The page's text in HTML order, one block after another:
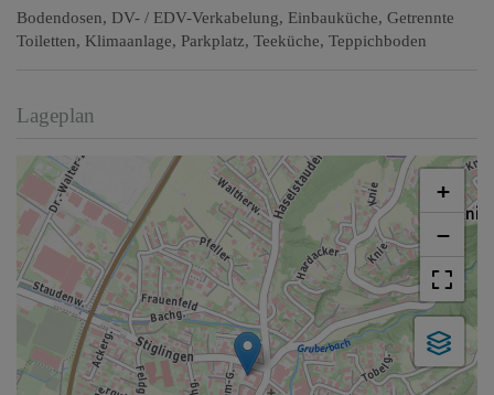
Bodendosen DV- / EDV-Verkabelung Einbauküche Getrennte
Toiletten
Klimaanlage Parkplatz Teeküche Teppichboden
Lageplan
+
−